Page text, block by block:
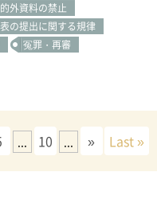
外資料の禁止
の提出に関する規律
冤罪・再審
... 10 ... » Last »